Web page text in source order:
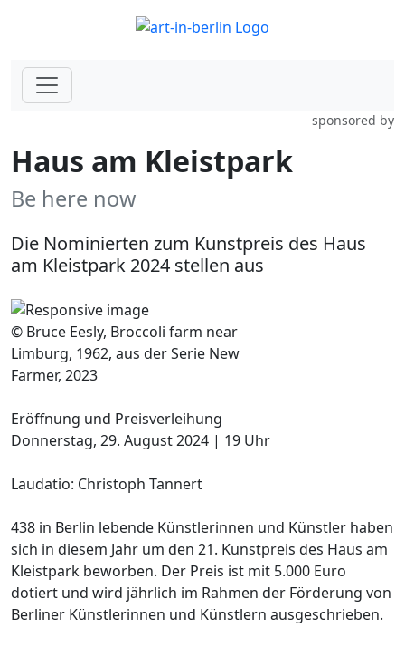
sponsored by
Haus am Kleistpark
Be here now
Die Nominierten zum Kunstpreis des Haus
am Kleistpark 2024 stellen aus
© Bruce Eesly, Broccoli farm near
Limburg, 1962, aus der Serie New
Farmer, 2023
Eröffnung und Preisverleihung
Donnerstag, 29. August 2024 | 19 Uhr
Laudatio: Christoph Tannert
438 in Berlin lebende Künstlerinnen und Künstler haben
sich in diesem Jahr um den 21. Kunstpreis des Haus am
Kleistpark beworben. Der Preis ist mit 5.000 Euro
dotiert und wird jährlich im Rahmen der Förderung von
Berliner Künstlerinnen und Künstlern ausgeschrieben.